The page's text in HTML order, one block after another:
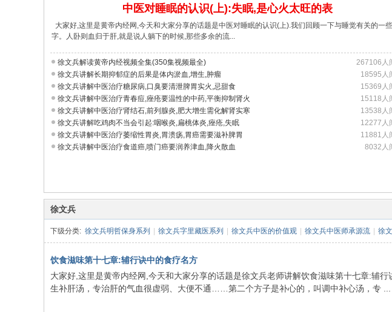
内
经
中医对睡眠的认识(上):失眠,是心火太旺的表
大家好,这里是黄帝内经网,今天和大家分享的话题是中医对睡眠的认识(上).我们回顾一下与睡觉有关的一
字。人卧则血归于肝,就是说人躺下的时候,那些多余的流...
267106人
徐文兵解读黄帝内经视频全集(350集视频最全)
18595人
徐文兵讲解长期抑郁症的后果是体内淤血,增生,肿瘤
15369人
徐文兵讲解中医治疗糖尿病,口臭要清泄脾胃实火,忌甜食
15118人
徐文兵讲解中医治疗青春痘,痤疮要温性的中药,平衡抑制肾火
13538人
徐文兵讲解中医治疗肾结石,前列腺炎,肥大增生需化解肾实寒
12277人
徐文兵讲解吃鸡肉不当会引起:咽喉炎,扁桃体炎,痤疮,失眠
11881人
徐文兵讲解中医治疗萎缩性胃炎,胃溃疡,胃癌需要滋补脾胃
8032人
徐文兵讲解中医治疗食道癌,喷门癌要润养津血,降火散血
徐文兵
下级分类: 徐文兵明哲保身系列 徐文兵字里藏医系列 徐文兵中医的价值观 徐文兵中医师承源流 徐
饮食滋味第十七章:辅行诀中的食疗名方
大家好,这里是黄帝内经网,今天和大家分享的话题是徐文兵老师讲解饮食滋味第十七章:辅
生补肝汤，专治肝的气血很虚弱、大便不通……第二个方子是补心的，叫调中补心汤，专 ...